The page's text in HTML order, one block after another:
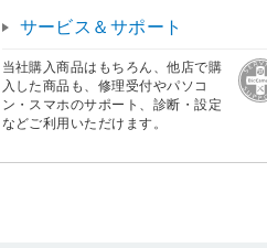
サービス＆サポート
当社購入商品はもちろん、他店で購
入した商品も、修理受付やパソコ
ン・スマホのサポート、診断・設定
などご利用いただけます。